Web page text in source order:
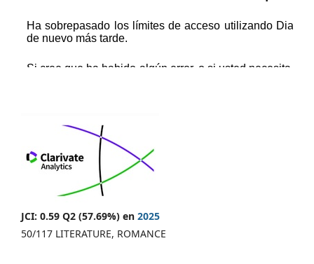
JCI: 0.59 Q2 (57.69%) en 2025
50/117 LITERATURE, ROMANCE